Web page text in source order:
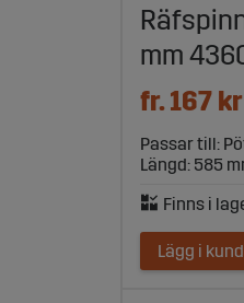
stillestånd
Genom att
produkter,
mm
fr. 167 kr
Passar till:
Längd: 585
Lägg i